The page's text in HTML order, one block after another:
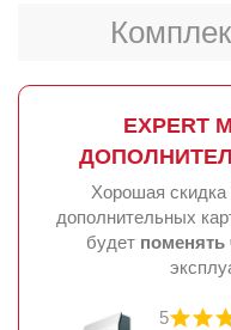
EXPERT
Хорошая скидка
дополнительных
будет поменять
5